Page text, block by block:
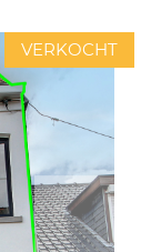
VERKOCHT